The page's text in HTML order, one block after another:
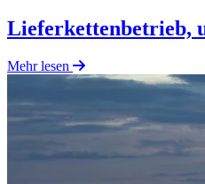
Lieferkettenbetrieb,
Mehr lesen